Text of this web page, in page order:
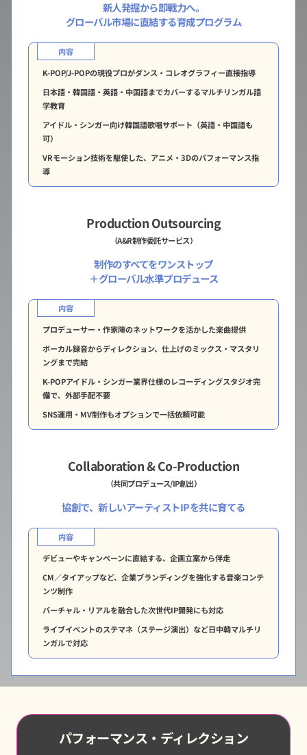
新人発掘から即戦力へ。
グローバル市場に直結する育成プログラム
内容
K-POP/J-POPの現役プロがダンス・コレオグラフィー直接指導
日本語・韓国語・英語・中国語までカバーするマルチリンガル語
学教育
アイドル・シンガー向け韓国語歌唱サポート（英語・中国語も
可）
VRモーション技術を駆使した、アニメ・3Dのパフォーマンス指
導
Production Outsourcing
（A&R制作委託サービス）
制作のすべてをワンストップ
＋グローバル水準プロデュース
内容
プロデューサー・作家陣のネットワークを活かした楽曲提供
ボーカル録音からディレクション、仕上げのミックス・マスタリ
ングまで完結
K-POPアイドル・シンガー業界仕様のレコーディングスタジオ完
備で、外部手配不要
SNS運用・MV制作もオプションで一括依頼可能
Collaboration & Co-Production
（共同プロデュース/IP創出）
協創で、新しいアーティストIPを共に育てる
内容
デビューやキャンペーンに直結する、企画立案から伴走
CM／タイアップなど、企業ブランディングを強化する音楽コンテ
ンツ制作
バーチャル・リアルを融合した次世代IP開発にも対応
ライブイベントのステマネ（ステージ演出）など日中韓マルチリ
ンガルで対応
パフォーマンス・ディレクション